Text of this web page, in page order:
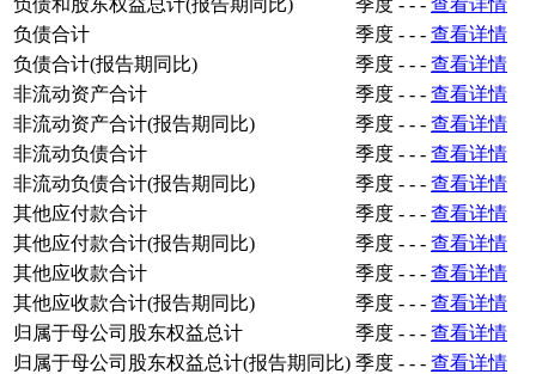
负债和股东权益总计(报告期同比)
季度 - - - 查看详情
负债合计
季度 - - - 查看详情
负债合计(报告期同比)
季度 - - - 查看详情
非流动资产合计
季度 - - - 查看详情
非流动资产合计(报告期同比)
季度 - - - 查看详情
非流动负债合计
季度 - - - 查看详情
非流动负债合计(报告期同比)
季度 - - - 查看详情
其他应付款合计
季度 - - - 查看详情
其他应付款合计(报告期同比)
季度 - - - 查看详情
其他应收款合计
季度 - - - 查看详情
其他应收款合计(报告期同比)
季度 - - - 查看详情
归属于母公司股东权益总计
季度 - - - 查看详情
归属于母公司股东权益总计(报告期同比) 季度 - - - 查看详情